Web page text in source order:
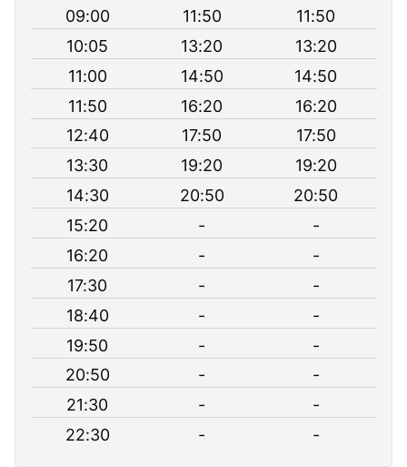
09:00
11:50
11:50
10:05
13:20
13:20
11:00
14:50
14:50
11:50
16:20
16:20
12:40
17:50
17:50
13:30
19:20
19:20
14:30
20:50
20:50
15:20
-
-
16:20
-
-
17:30
-
-
18:40
-
-
19:50
-
-
20:50
-
-
21:30
-
-
22:30
- -